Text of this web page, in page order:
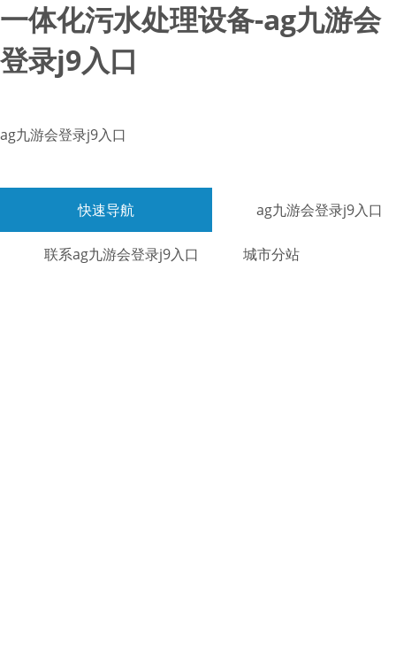
一体化污水处理设备-ag九游会
登录j9入口
ag九游会登录j9入口
快速导航 ag九游会登录j9入口
联系ag九游会登录j9入口 城市分站